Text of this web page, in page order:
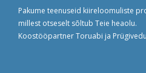
Pakume teenuseid kiireloomuliste
millest otseselt sõltub Teie heaolu.
KoostööpartnerToruabi ja Prügivedu